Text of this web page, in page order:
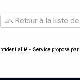
Retour à la liste
- Service proposé par